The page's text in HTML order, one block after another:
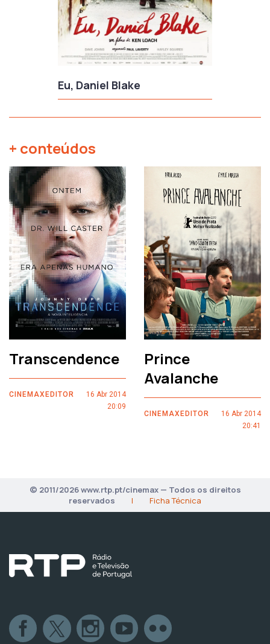
Eu, Daniel Blake
+ conteúdos
Transcendence
CINEMAXEDITOR
16 Abr 2014
20:09
Prince
Avalanche
CINEMAXEDITOR
16 Abr 2014
20:41
© 2011/2026 www.rtp.pt/cinemax — Todos os direitos
reservados
| Ficha Técnica